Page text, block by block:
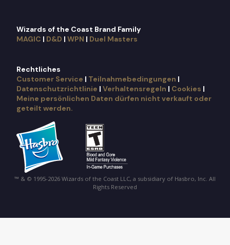
Wizards of the Coast Brand Family
MAGIC | D&D | WPN | Duel Masters
Rechtliches
Customer Service | Teilnahmebedingungen |
Datenschutzrichtlinie | Verhaltensregeln | Cookies |
Meine persönlichen Daten dürfen nicht verkauft oder
geteilt werden.
™ & © 1995-2026 Wizards of the Coast LLC, a subsidiary of Hasbro, Inc. All
Rights Reserved